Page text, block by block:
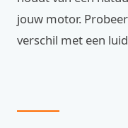
jouw motor.
verschil met een